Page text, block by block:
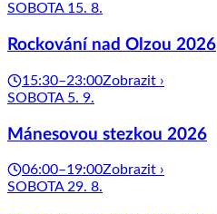
SOBOTA 15. 8.
Rockování nad Olzou 2026
15:30–23:00Zobrazit ›
SOBOTA 5. 9.
Mánesovou stezkou 2026
06:00–19:00Zobrazit ›
SOBOTA 29. 8.